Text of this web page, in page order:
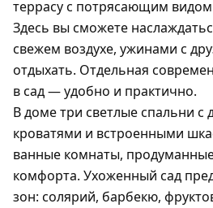
террасу с потрясающим
Здесь вы сможете
свежем воздухе, ужинами с
отдыхать. Отдельная
в сад — удобно и практично.
В доме три светлые спальни с
кроватями и встроенными
ванные комнаты,
комфорта. Ухоженный сад
зон: солярий, барбекю,